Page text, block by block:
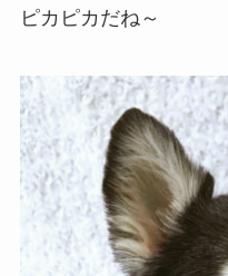
ピカピカだね～